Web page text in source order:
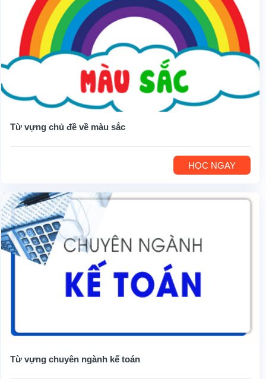
Từ vựng chủ đề về màu sắc
HỌC NGAY
Từ vựng chuyên ngành kế toán